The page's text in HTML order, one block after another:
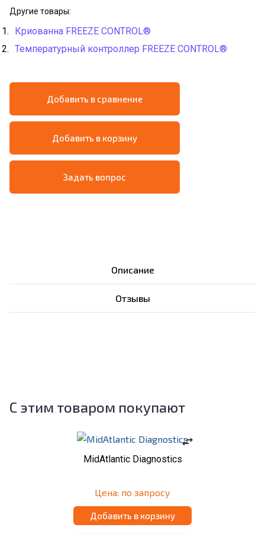
Другие товары:
Криованна FREEZE CONTROL®
Температурный контроллер FREEZE CONTROL®
Добавить в сравнение
Добавить в корзину
Задать вопрос
Описание
Отзывы
С этим товаром покупают
swap_horiz
MidAtlantic Diagnostics
Цена: по запросу
Добавить в корзину